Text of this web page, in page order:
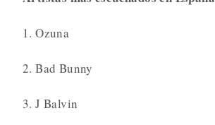
1. Ozuna
2. Bad Bunny
3. J Balvin